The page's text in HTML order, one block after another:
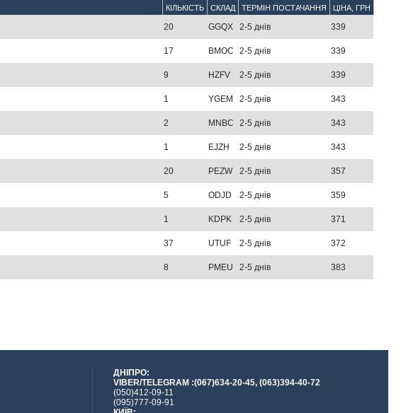
КІЛЬКІСТЬ СКЛАД ТЕРМІН ПОСТАЧАННЯ ЦІНА, ГРН
20 GGQX 2-5 днів 339
17 BMOC 2-5 днів 339
9 HZFV 2-5 днів 339
1 YGEM 2-5 днів 343
2 MNBC 2-5 днів 343
1 EJZH 2-5 днів 343
20 PEZW 2-5 днів 357
5 ODJD 2-5 днів 359
1 KDPK 2-5 днів 371
37 UTUF 2-5 днів 372
8 PMEU 2-5 днів 383
ДНІПРО:
VIBER/TELEGRAM :(067)634-20-45, (063)394-40-72
(050)412-09-11
(095)777-09-91